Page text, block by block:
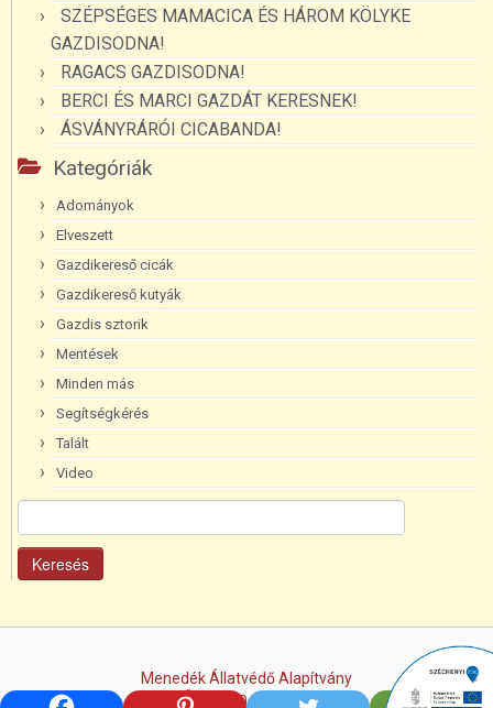
SZÉPSÉGES MAMACICA ÉS HÁROM KÖLYKE
GAZDISODNA!
RAGACS GAZDISODNA!
BERCI ÉS MARCI GAZDÁT KERESNEK!
ÁSVÁNYRÁRÓI CICABANDA!
Kategóriák
Adományok
Elveszett
Gazdikereső cicák
Gazdikereső kutyák
Gazdis sztorik
Mentések
Minden más
Segítségkérés
Talált
Video
Menedék Állatvédő Alapítvány
+36/70-365-8096